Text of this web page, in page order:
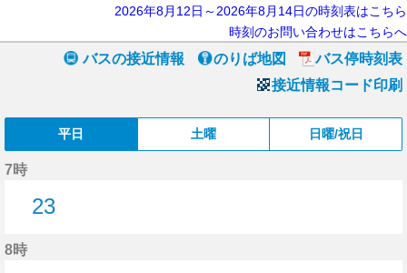
2026年8月12日～2026年8月14日の時刻表はこちら
時刻のお問い合わせはこちらへ
バスの接近情報 のりば地図
バス停時刻表
接近情報コード印刷
平日 土曜 日曜/祝日
7時
23
8時